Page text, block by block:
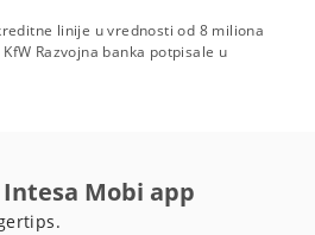
linije u vrednosti od 8 miliona
Razvojna banka potpisale u
Mobi app